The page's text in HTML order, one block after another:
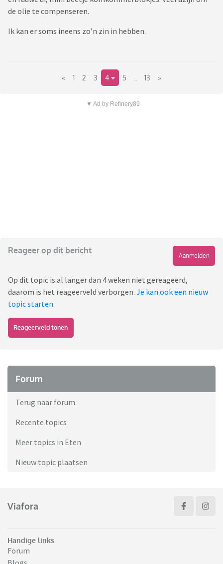
de olie te compenseren.
Ik kan er soms ineens zo’n zin in hebben.
« 1 2 3 4 5 13 »
▼ Ad by Refinery89
Reageer op dit bericht
Aanmelden
Op dit topic is al langer dan 4 weken niet gereageerd,
daarom is het reageerveld verborgen. Je kan ook een nieuw
topic starten.
Reageerveld tonen
Forum
Terug naar forum
Recente topics
Meer topics in Eten
Nieuw topic plaatsen
Viafora
Handige links
Forum